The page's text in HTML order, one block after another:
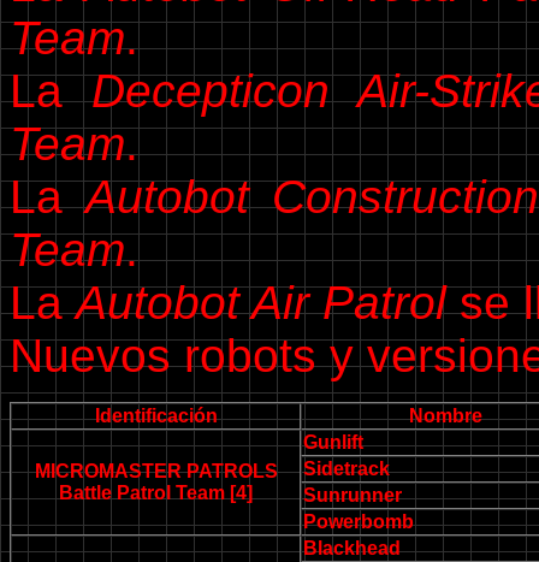
Team.
LaDecepticon Air-
Team.
LaAutobot
Team.
LaAutobot Air Patrolse
Nuevos robots y
Identificación Nombre
MICROMASTER PATROLS
Battle Patrol Team [4]
Gunlift
Sidetrack
Sunrunner
Powerbomb
Blackhead